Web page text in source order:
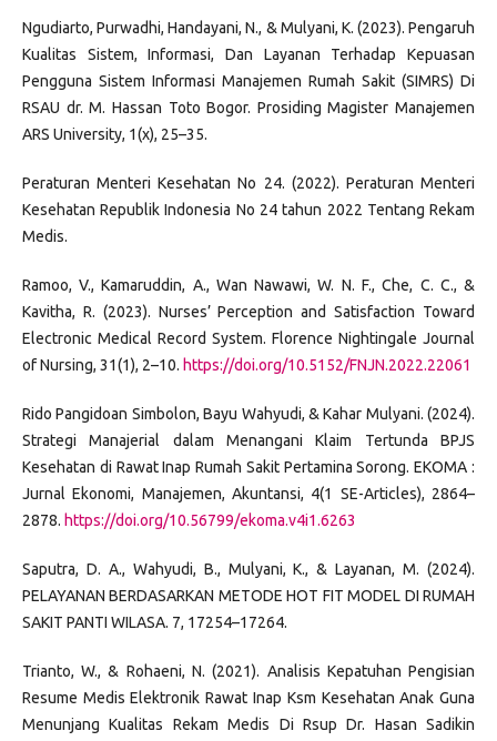
Ngudiarto, Purwadhi, Handayani, N., & Mulyani, K. (2023). Pengaruh
Kualitas Sistem, Informasi, Dan Layanan Terhadap Kepuasan
Pengguna Sistem Informasi Manajemen Rumah Sakit (SIMRS) Di
RSAU dr. M. Hassan Toto Bogor. Prosiding Magister Manajemen
ARS University, 1(x), 25–35.
Peraturan Menteri Kesehatan No 24. (2022). Peraturan Menteri
Kesehatan Republik Indonesia No 24 tahun 2022 Tentang Rekam
Medis.
Ramoo, V., Kamaruddin, A., Wan Nawawi, W. N. F., Che, C. C., &
Kavitha, R. (2023). Nurses’ Perception and Satisfaction Toward
Electronic Medical Record System. Florence Nightingale Journal
of Nursing, 31(1), 2–10. https://doi.org/10.5152/FNJN.2022.22061
Rido Pangidoan Simbolon, Bayu Wahyudi, & Kahar Mulyani. (2024).
Strategi Manajerial dalam Menangani Klaim Tertunda BPJS
Kesehatan di Rawat Inap Rumah Sakit Pertamina Sorong. EKOMA :
Jurnal Ekonomi, Manajemen, Akuntansi, 4(1 SE-Articles), 2864–
2878. https://doi.org/10.56799/ekoma.v4i1.6263
Saputra, D. A., Wahyudi, B., Mulyani, K., & Layanan, M. (2024).
PELAYANAN BERDASARKAN METODE HOT FIT MODEL DI RUMAH
SAKIT PANTI WILASA. 7, 17254–17264.
Trianto, W., & Rohaeni, N. (2021). Analisis Kepatuhan Pengisian
Resume Medis Elektronik Rawat Inap Ksm Kesehatan Anak Guna
Menunjang Kualitas Rekam Medis Di Rsup Dr. Hasan Sadikin